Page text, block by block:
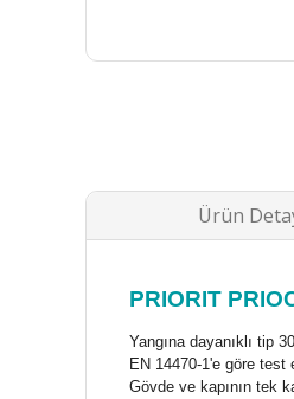
Ürün
PRIORIT
Yangına dayanıklı tip
EN 14470-1'e göre test
Gövde ve kapının tek